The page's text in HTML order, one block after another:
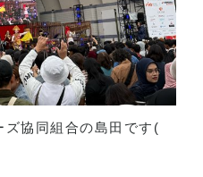
協同組合の島田です(